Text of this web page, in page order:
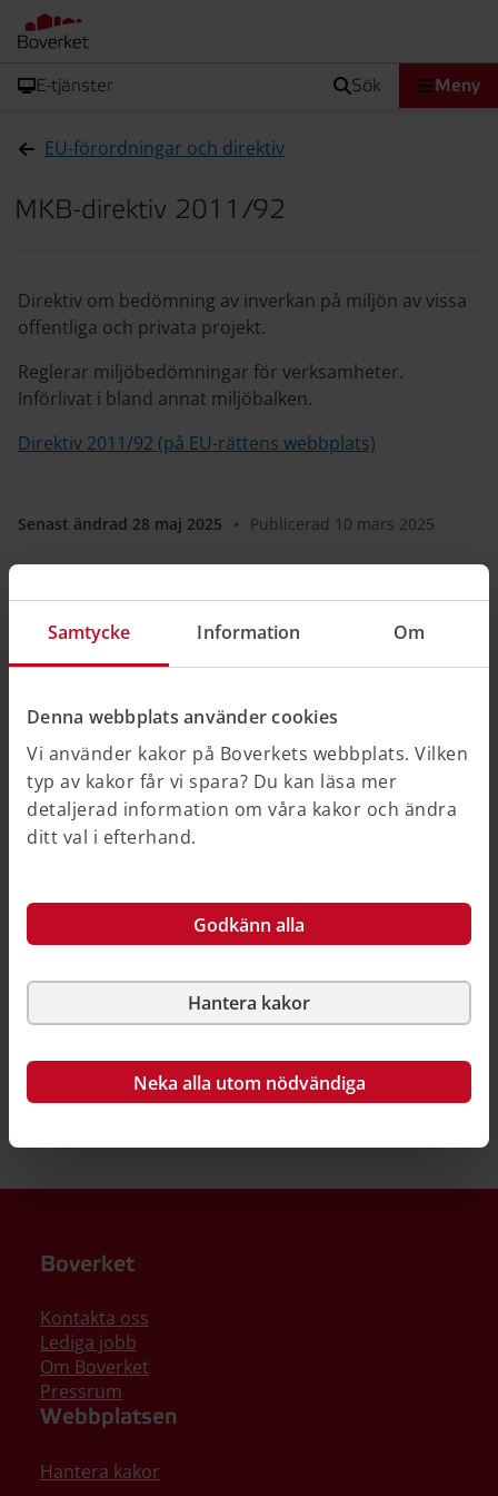
Samtycke Information Om
Denna webbplats använder cookies
Vi använder kakor på Boverkets webbplats. Vilken
typ av kakor får vi spara? Du kan läsa mer
detaljerad information om våra kakor och ändra
ditt val i efterhand.
Godkänn alla
Hantera kakor
Neka alla utom nödvändiga
E-tjänster sök Meny
EU-förordningar och direktiv
MKB-direktiv 2011/92
Direktiv om bedömning av inverkan på miljön av vissa
offentliga och privata projekt.
Reglerar miljöbedömningar för verksamheter.
Införlivat i bland annat miljöbalken.
Direktiv 2011/92 (på EU-rättens webbplats)
Senast ändrad 28 maj 2025 • Publicerad 10 mars 2025
Så här kan du källhänvisa till denna sida
Hjälpte informationen dig?
Nej
Boverket
Kontakta oss
Lediga jobb
Om Boverket
Pressrum
Webbplatsen
Hantera kakor